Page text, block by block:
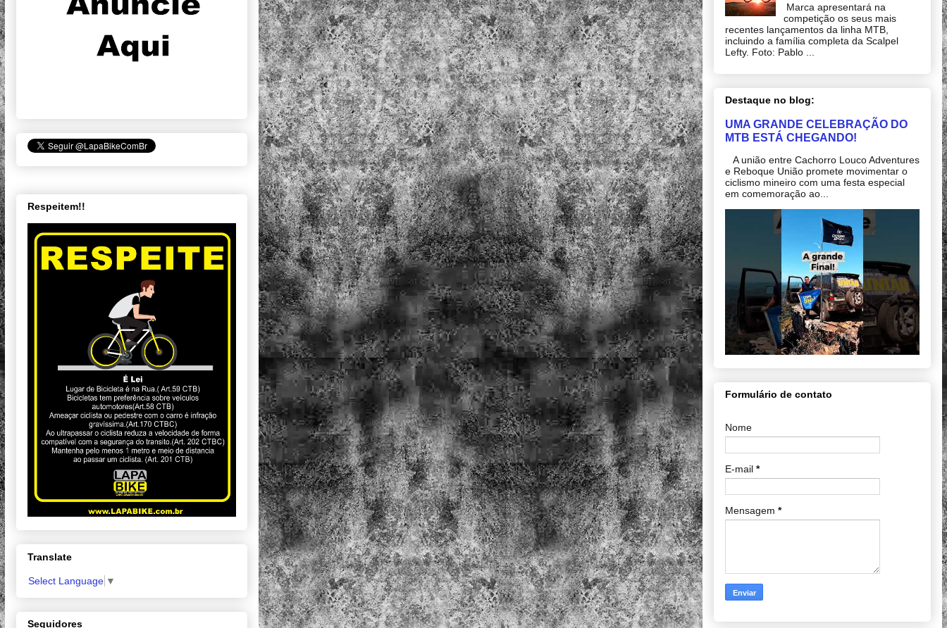
Respeitem!!
Translate
Select Language ▼
Seguidores
Marca apresentará na
competição os seus mais
recentes lançamentos da linha MTB,
incluindo a família completa da Scalpel
Lefty. Foto: Pablo ...
Destaque no blog:
UMA GRANDE CELEBRAÇÃO DO
MTB ESTÁ CHEGANDO!
A união entre Cachorro Louco Adventures
e Reboque União promete movimentar o
ciclismo mineiro com uma festa especial
em comemoração ao...
Formulário de contato
Nome
E-mail *
Mensagem *